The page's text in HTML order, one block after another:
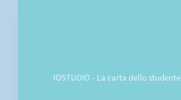
IOSTUDIO - La carta dello studente